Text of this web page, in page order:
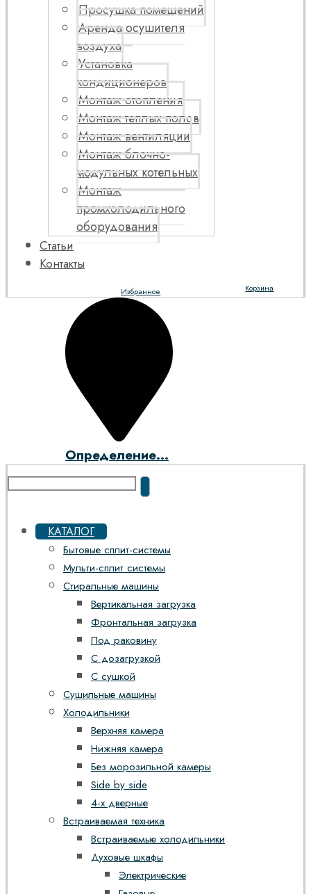
Просушка помещений
Аренда осушителя
воздуха
Установка
кондиционеров
Монтаж отопления
Монтаж теплых полов
Монтаж вентиляции
Монтаж блочно-
модульных котельных
Монтаж
промхолодильного
оборудования
Статьи
Контакты
Корзина
Избранное
Определение...
КАТАЛОГ
Бытовые сплит-системы
Мульти-сплит системы
Стиральные машины
Вертикальная загрузка
Фронтальная загрузка
Под раковину
С дозагрузкой
С сушкой
Сушильные машины
Холодильники
Верхняя камера
Нижняя камера
Без морозильной камеры
Side by side
4-х дверные
Встраиваемая техника
Встраиваемые холодильники
Духовые шкафы
Электрические